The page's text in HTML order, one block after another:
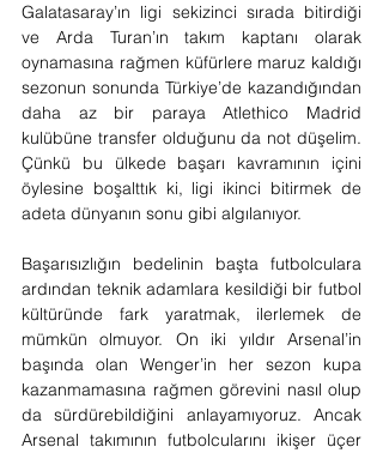
Galatasaray’ın ligi sekizinci sırada bitirdiği
ve Arda Turan’ın takım kaptanı olarak
oynamasına rağmen küfürlere maruz kaldığı
sezonun sonunda Türkiye’de kazandığından
daha az bir paraya Atlethico Madrid
kulübüne transfer olduğunu da not düşelim.
Çünkü bu ülkede başarı kavramının içini
öylesine boşalttık ki, ligi ikinci bitirmek de
adeta dünyanın sonu gibi algılanıyor.
Başarısızlığın bedelinin başta futbolculara
ardından teknik adamlara kesildiği bir futbol
kültüründe fark yaratmak, ilerlemek de
mümkün olmuyor. On iki yıldır Arsenal’in
başında olan Wenger’in her sezon kupa
kazanmamasına rağmen görevini nasıl olup
da sürdürebildiğini anlayamıyoruz. Ancak
Arsenal takımının futbolcularını ikişer üçer